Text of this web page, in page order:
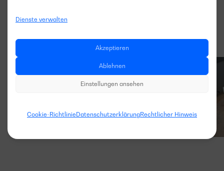
Dienste verwalten
Akzeptieren
Ablehnen
Einstellungen ansehen
Cookie-RichtlinieDatenschutzerklärungRechtlicher Hinweis